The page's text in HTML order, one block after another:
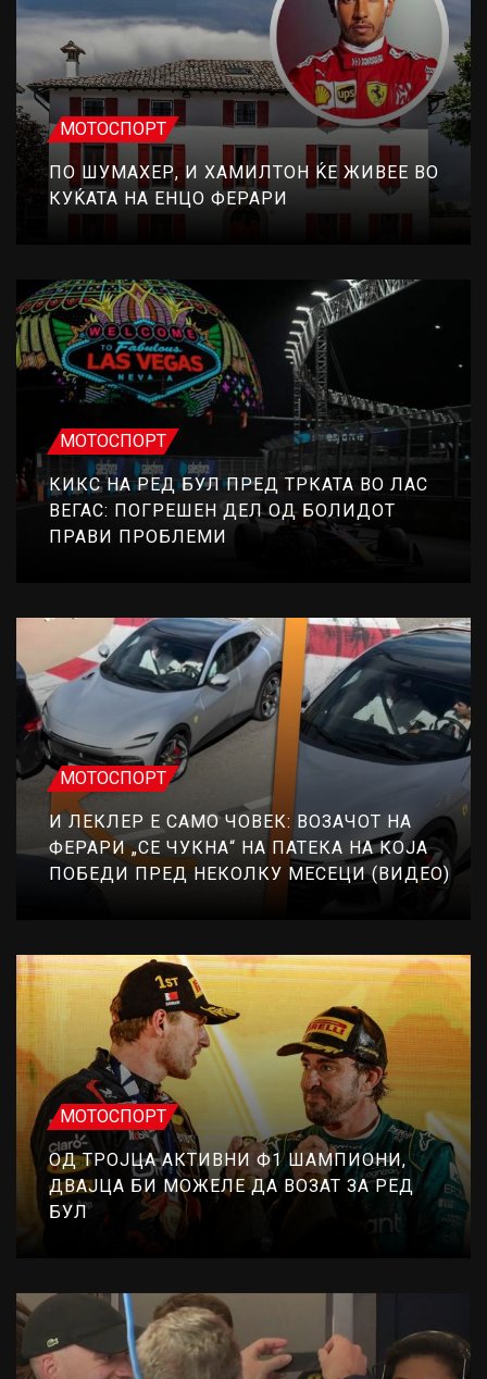
МОТОСПОРТ
ПО ШУМАХЕР, И ХАМИЛТОН ЌЕ ЖИВЕЕ ВО
КУЌАТА НА ЕНЦО ФЕРАРИ
МОТОСПОРТ
КИКС НА РЕД БУЛ ПРЕД ТРКАТА ВО ЛАС
ВЕГАС: ПОГРЕШЕН ДЕЛ ОД БОЛИДОТ
ПРАВИ ПРОБЛЕМИ
МОТОСПОРТ
И ЛЕКЛЕР Е САМО ЧОВЕК: ВОЗАЧОТ НА
ФЕРАРИ „СЕ ЧУКНА“ НА ПАТЕКА НА КОЈА
ПОБЕДИ ПРЕД НЕКОЛКУ МЕСЕЦИ (ВИДЕО)
МОТОСПОРТ
ОД ТРОЈЦА АКТИВНИ Ф1 ШАМПИОНИ,
ДВАЈЦА БИ МОЖЕЛЕ ДА ВОЗАТ ЗА РЕД
БУЛ